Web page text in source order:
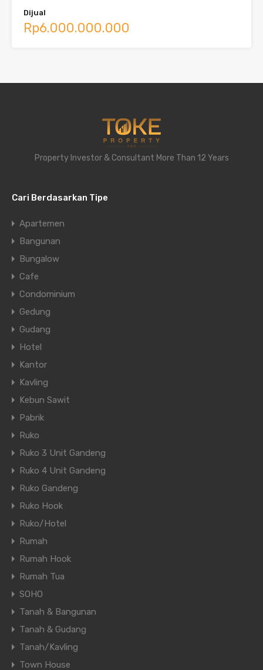
Dijual
Rp6.000.000.000
Property Investor & Consultant More Than 12 Years
Cari Berdasarkan Tipe
Apartemen
Bangunan
Bungalow
Cafe
Condominium
Gedung
Gudang
Hotel
Kantor
Kavling
Kebun Sawit
Pabrik
Ruko
Ruko 3 Unit Gandeng
Ruko 4 Unit Gandeng
Ruko Gandeng
Ruko Hook
Ruko/Hotel
Rumah
Rumah Hook
Rumah Tua
SOHO
Tanah & Bangunan
Tanah & Gudang
Tanah/Kavling
Town House